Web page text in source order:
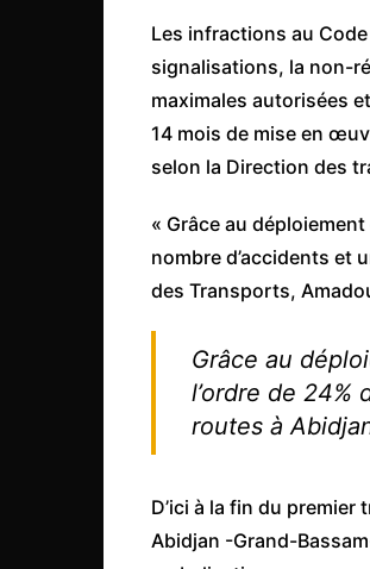
Les infractions au
signalisations, la non-
maximales autorisées
14 mois de mise en
selon la Direction des
« Grâce au
nombre d’accidents et
des Transports,
Grâce au
l’ordre de 24%
routes à
D’ici à la fin du
Abidjan -Grand-